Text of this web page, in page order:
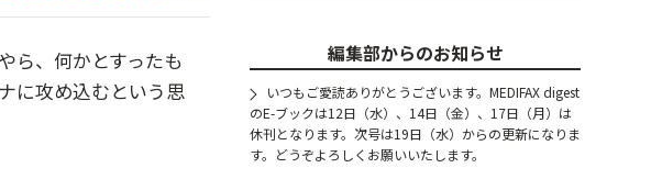
ら、何かとすったも
に攻め込むという思
編集部からのお知らせ
いつもご愛読ありがとうございます。MEDIFAX digest
のE-ブックは12日（水）、14日（金）、17日（月）は
休刊となります。次号は19日（水）からの更新になりま
す。どうぞよろしくお願いいたします。